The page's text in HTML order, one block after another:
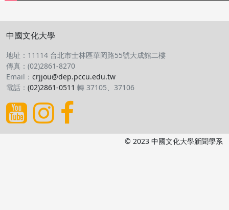
中國文化大學
地址：11114 台北市士林區華岡路55號大成館二樓
傳真：(02)2861-8270
Email： crjjou@dep.pccu.edu.tw
電話： (02)2861-0511 轉 37105、37106
© 2023 中國文化大學新聞學系